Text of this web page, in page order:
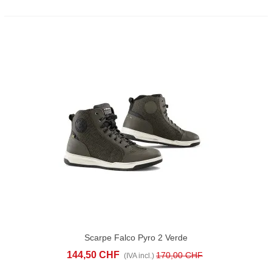
Scarpe Falco Pyro 2 Verde
144,50 CHF (IVA incl.) 170,00 CHF